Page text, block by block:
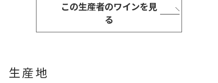
この生産者のワインを見
る
生産地